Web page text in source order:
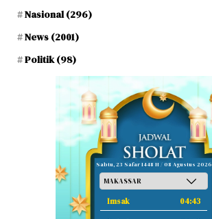
Nasional(296)
News (2001)
Politik(98)
Sabtu, 23 Safar 1448 H / 08 Agustus 2026
Imsak 04:43